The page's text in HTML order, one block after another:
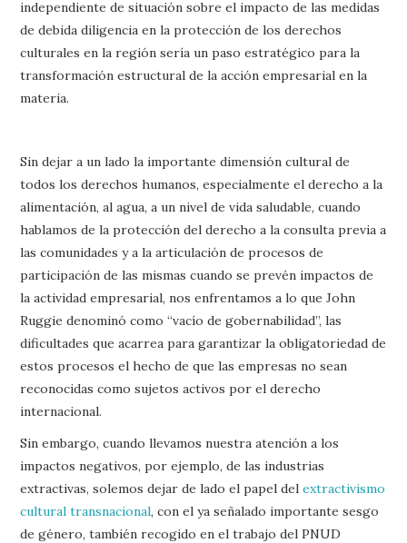
independiente de situación sobre el impacto de las medidas
de debida diligencia en la protección de los derechos
culturales en la región sería un paso estratégico para la
transformación estructural de la acción empresarial en la
materia.
Sin dejar a un lado la importante dimensión cultural de
todos los derechos humanos, especialmente el derecho a la
alimentación, al agua, a un nivel de vida saludable, cuando
hablamos de la protección del derecho a la consulta previa a
las comunidades y a la articulación de procesos de
participación de las mismas cuando se prevén impactos de
la actividad empresarial, nos enfrentamos a lo que John
Ruggie denominó como “vacío de gobernabilidad”, las
dificultades que acarrea para garantizar la obligatoriedad de
estos procesos el hecho de que las empresas no sean
reconocidas como sujetos activos por el derecho
internacional.
Sin embargo, cuando llevamos nuestra atención a los
impactos negativos, por ejemplo, de las industrias
extractivas, solemos dejar de lado el papel delextractivismo
cultural transnacional, con el ya señalado importante sesgo
de género, también recogido en el trabajo del PNUD